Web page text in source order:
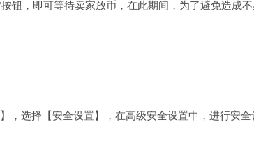
钮，即可等待卖家放币，在此期间，为了避免造成
，选择【安全设置】，在高级安全设置中，进行安全